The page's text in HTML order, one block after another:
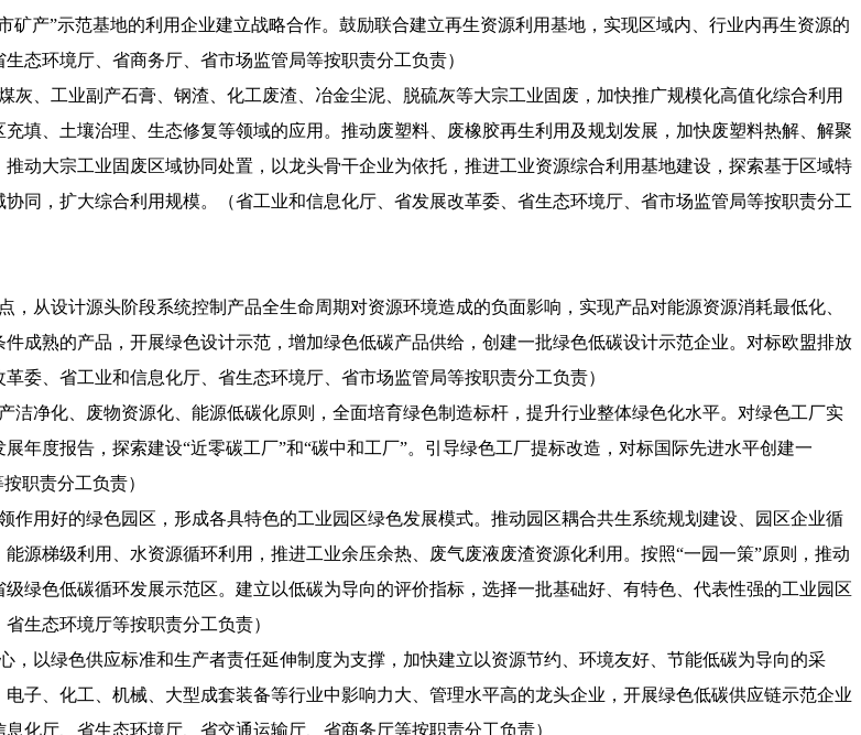
产”示范基地的利用企业建立战略合作。鼓励联合建立再生资源利用基地，实现区域内、行业内再生资源的
态环境厅、省商务厅、省市场监管局等按职责分工负责）
、工业副产石膏、钢渣、化工废渣、冶金尘泥、脱硫灰等大宗工业固废，加快推广规模化高值化综合利用
填、土壤治理、生态修复等领域的应用。推动废塑料、废橡胶再生利用及规划发展，加快废塑料热解、解聚
动大宗工业固废区域协同处置，以龙头骨干企业为依托，推进工业资源综合利用基地建设，探索基于区域特
同，扩大综合利用规模。（省工业和信息化厅、省发展改革委、省生态环境厅、省市场监管局等按职责分工
从设计源头阶段系统控制产品全生命周期对资源环境造成的负面影响，实现产品对能源资源消耗最低化、
成熟的产品，开展绿色设计示范，增加绿色低碳产品供给，创建一批绿色低碳设计示范企业。对标欧盟排放
委、省工业和信息化厅、省生态环境厅、省市场监管局等按职责分工负责）
净化、废物资源化、能源低碳化原则，全面培育绿色制造标杆，提升行业整体绿色化水平。对绿色工厂实
年度报告，探索建设“近零碳工厂”和“碳中和工厂”。引导绿色工厂提标改造，对标国际先进水平创建一
职责分工负责）
用好的绿色园区，形成各具特色的工业园区绿色发展模式。推动园区耦合共生系统规划建设、园区企业循
源梯级利用、水资源循环利用，推进工业余压余热、废气废液废渣资源化利用。按照“一园一策”原则，推动
绿色低碳循环发展示范区。建立以低碳为导向的评价指标，选择一批基础好、有特色、代表性强的工业园区
生态环境厅等按职责分工负责）
以绿色供应标准和生产者责任延伸制度为支撑，加快建立以资源节约、环境友好、节能低碳为导向的采
子、化工、机械、大型成套装备等行业中影响力大、管理水平高的龙头企业，开展绿色低碳供应链示范企业
化厅、省生态环境厅、省交通运输厅、省商务厅等按职责分工负责）